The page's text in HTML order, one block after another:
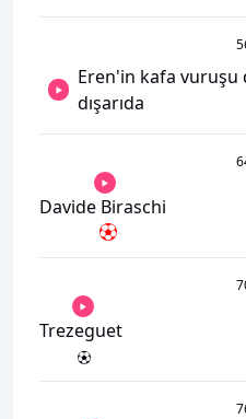
Eren'in kafa
dışarıda
Davide Biraschi
Trezeguet